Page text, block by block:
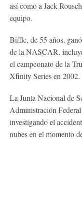
así como a Jack
equipo.
Biffle, de 55 años,
de la NASCAR,
el campeonato de la
Xfinity Series en 2002.
La Junta Nacional de
Administración
investigando el
nubes en el momento